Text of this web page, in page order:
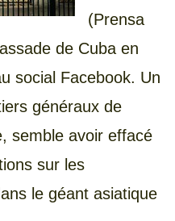
(Prensa
de Cuba en
social Facebook. Un
généraux de
semble avoir effacé
sur les
le géant asiatique